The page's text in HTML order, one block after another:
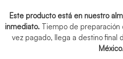
Este producto está en nuestro
inmediato. Tiempo de preparación
vez pagado, llega a destino final